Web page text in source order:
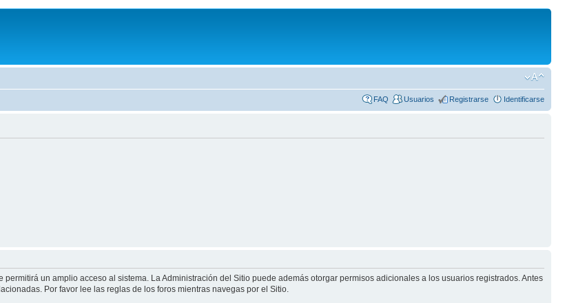
FAQ Usuarios Registrarse Identificarse
un amplio acceso al sistema. La Administración del Sitio puede además otorgar permisos adicionales a los usuarios registrados. Antes
Por favor lee las reglas de los foros mientras navegas por el Sitio.